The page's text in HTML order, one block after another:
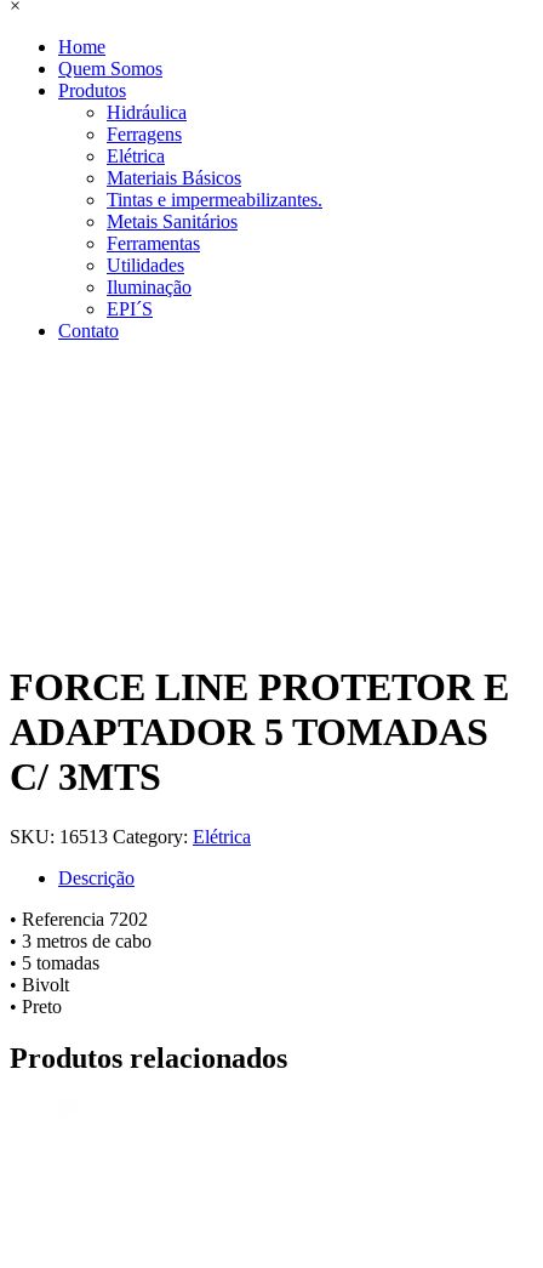
×
Home
Quem Somos
Produtos
Hidráulica
Ferragens
Elétrica
Materiais Básicos
Tintas e impermeabilizantes.
Metais Sanitários
Ferramentas
Utilidades
Iluminação
EPI´S
Contato
FORCE LINE PROTETOR E
ADAPTADOR 5 TOMADAS
C/ 3MTS
SKU: 16513 Category: Elétrica
Descrição
• Referencia 7202
• 3 metros de cabo
• 5 tomadas
• Bivolt
• Preto
Produtos relacionados